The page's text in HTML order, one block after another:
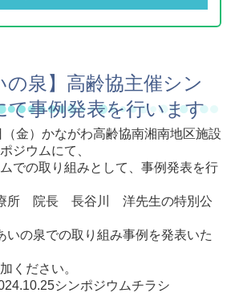
の泉】高齢協主催シン
て事例発表を行います
金）かながわ高齢協南湘南地区施設
ジウムにて、
での取り組みとして、事例発表を行
所 院長 長谷川 洋先生の特別公
いの泉での取り組み事例を発表いた
ください。
シンポジウムチラシ